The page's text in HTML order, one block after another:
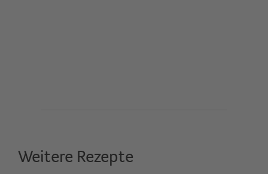
Weitere Rezepte